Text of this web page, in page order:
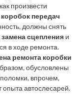
произвести
передач
должны снять
замена сцепления и
в ходе ремонта.
ремонта коробки
обусловлены
впрочем,
опыта автослесарей.